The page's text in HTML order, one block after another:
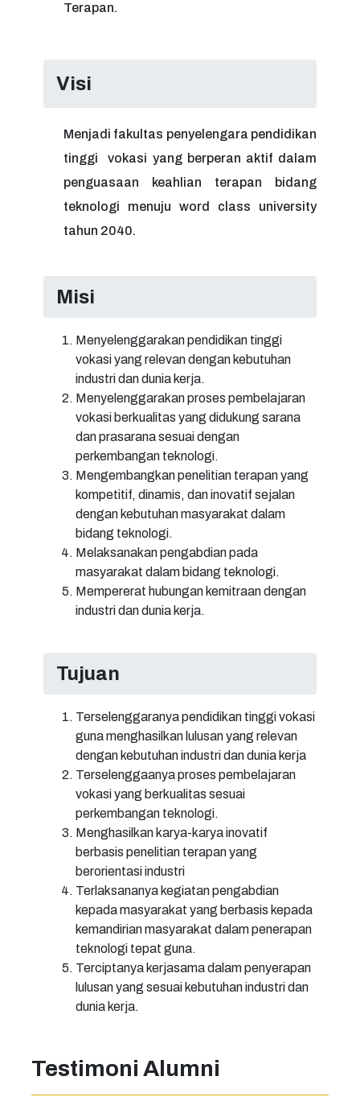
Terapan.
Visi
Menjadi fakultas penyelengara pendidikan
tinggi vokasi yang berperan aktif dalam
penguasaan keahlian terapan bidang
teknologi menuju word class university
tahun 2040.
Misi
Menyelenggarakan pendidikan tinggi
vokasi yang relevan dengan kebutuhan
industri dan dunia kerja.
Menyelenggarakan proses pembelajaran
vokasi berkualitas yang didukung sarana
dan prasarana sesuai dengan
perkembangan teknologi.
Mengembangkan penelitian terapan yang
kompetitif, dinamis, dan inovatif sejalan
dengan kebutuhan masyarakat dalam
bidang teknologi.
Melaksanakan pengabdian pada
masyarakat dalam bidang teknologi.
Mempererat hubungan kemitraan dengan
industri dan dunia kerja.
Tujuan
Terselenggaranya pendidikan tinggi vokasi
guna menghasilkan lulusan yang relevan
dengan kebutuhan industri dan dunia kerja
Terselenggaanya proses pembelajaran
vokasi yang berkualitas sesuai
perkembangan teknologi.
Menghasilkan karya-karya inovatif
berbasis penelitian terapan yang
berorientasi industri
Terlaksananya kegiatan pengabdian
kepada masyarakat yang berbasis kepada
kemandirian masyarakat dalam penerapan
teknologi tepat guna.
Terciptanya kerjasama dalam penyerapan
lulusan yang sesuai kebutuhan industri dan
dunia kerja.
Testimoni Alumni